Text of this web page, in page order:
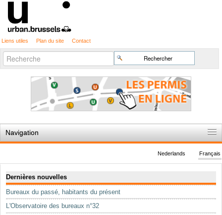
Liens utiles Plan du site Contact
Chercher par
Recherche
avancée…
Navigation
Règles du jeu
Permis d'urbanisme
Cartographie
Etudes et publications
Français
Nederlands
Dernières nouvelles
Bureaux du passé, habitants du présent
L'Observatoire des bureaux n°32